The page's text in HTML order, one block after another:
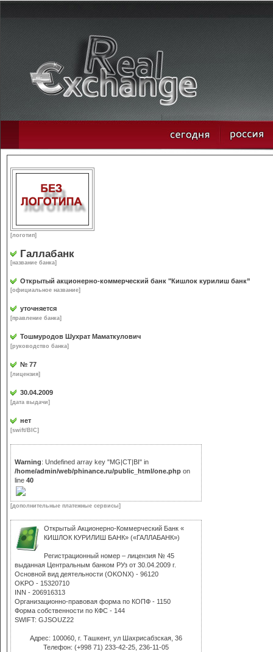
[логотип]
Галлабанк
[название банка]
Открытый акционерно-коммерческий банк "Кишлок курилиш банк”
[официальное название]
уточняется
[правление банка]
Тошмуродов Шухрат Маматкулович
[руководство банка]
№ 77
[лицензия]
30.04.2009
[дата выдачи]
нет
[swift/BIC]
Warning: Undefined array key "MG|CT|BI" in
/home/admin/web/phinance.ru/public_html/one.php on
line 40
[дополнительные платежные сервисы]
Открытый Акционерно-Коммерческий Банк «
КИШЛОК КУРИЛИШ БАНК» («ГАЛЛАБАНК»)
Регистрационный номер – лицензия № 45
выданная Центральным банком РУз от 30.04.2009 г.
Основной вид деятельности (OKONX) - 96120
OKPO - 15320710
INN - 206916313
Организационно-правовая форма по КОПФ - 1150
Форма собственности по КФС - 144
SWIFT: GJSOUZ22
Адрес: 100060, г. Ташкент, ул Шахрисабзская, 36
Телефон: (+998 71) 233-42-25, 236-11-05